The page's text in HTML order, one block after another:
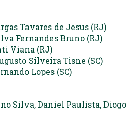
Tavares de Jesus (RJ)
Fernandes Bruno (RJ)
Viana (RJ)
Silveira Tisne (SC)
Lopes (SC)
Silva, Daniel Paulista, Diogo